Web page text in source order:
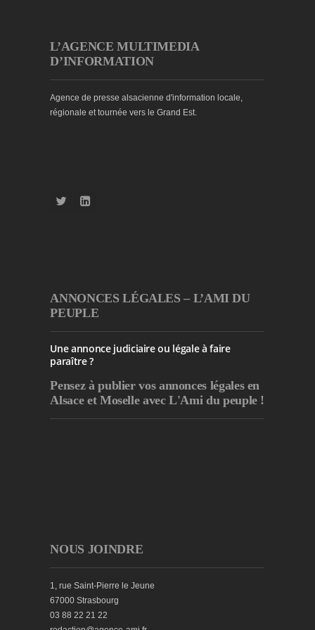
L’AGENCE MULTIMEDIA
D’INFORMATION
Agence de presse alsacienne d'information locale,
régionale et tournée vers le Grand Est.
ANNONCES LÉGALES – L’AMI DU
PEUPLE
Une annonce judiciaire ou légale à faire
paraître ?
Pensez à publiervos annonces légales en
Alsace et Moselle avec L'Ami du peuple !
NOUS JOINDRE
1, rue Saint-Pierre le Jeune
67000 Strasbourg
03 88 22 21 22